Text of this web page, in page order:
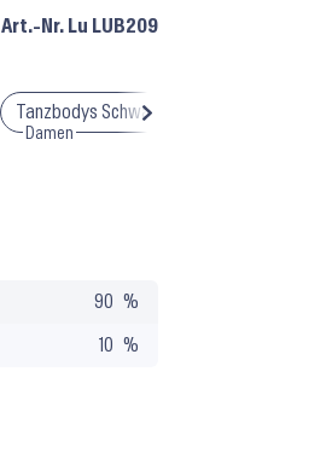
Art.-Nr. Lu LUB209
Tanzbodys Schwarz
Damen
90
10